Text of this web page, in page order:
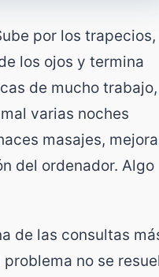
por los trapecios,
los ojos y termina
de mucho trabajo,
varias noches
masajes, mejora
del ordenador. Algo
de las consultas
no se